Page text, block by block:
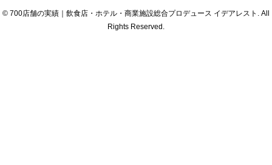
© 700店舗の実績｜飲食店・ホテル・商業施設総合プロデュース イデアレスト. All
Rights Reserved.